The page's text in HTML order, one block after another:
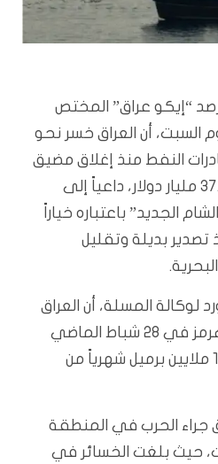
“إيكو عراق” المختص
السبت، أن العراق خسر نحو
النفط منذ إغلاق مضيق
هرمز، ما يعادل قرابة 37.7 مليار دولار، داعياً إلى
الجديد” باعتباره خياراً
تصدير بديلة وتقليل
لوكالة المسلة، أن العراق
كان قبل إغلاق مضيق هرمز في 28 شباط الماضي
يصدر ما بين 103 إلى 107 ملايين برميل شهرياً من
جراء الحرب في المنطقة
حيث بلغت الخسائر في